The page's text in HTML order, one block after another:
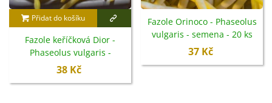
Přidat do košíku
Fazole keříčková Dior -
Phaseolus vulgaris -
semena - 65 ks
38 Kč
Fazole Orinoco - Phaseolus
vulgaris - semena - 20 ks
37 Kč